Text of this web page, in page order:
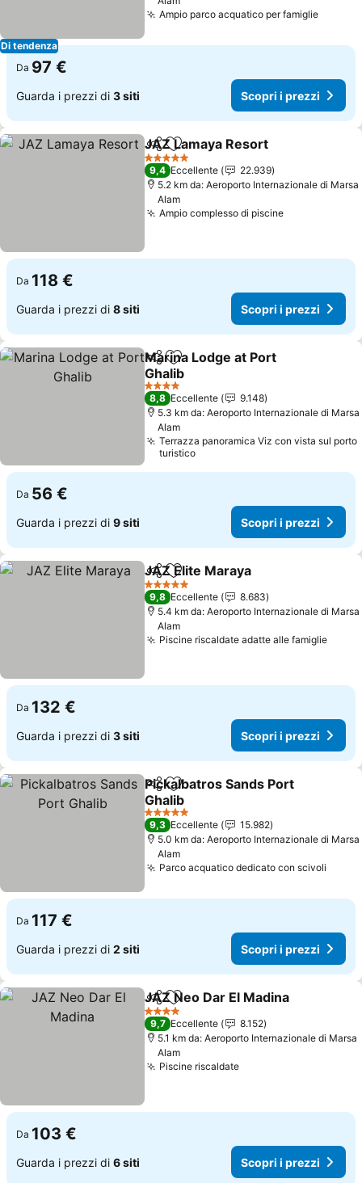
Di tendenza
Ampio parco acquatico per famiglieScopri
Da 97 €
Guarda i prezzi di 3 siti Scopri i prezzi
CondividiAggiungi ai preferiti
JAZ Lamaya Resort
5 Stelle
9,4 Eccellente
22.939
5.2 km da: Aeroporto Internazionale di Marsa
Alam
Ampio complesso di piscineScopri i
Da 118 €
Guarda i prezzi di 8 siti Scopri i prezzi
CondividiAggiungi ai preferiti
Marina Lodge at Port
Ghalib
Scopri i prezzi
4 Stelle
8,8 Eccellente
9.148
5.3 km da: Aeroporto Internazionale di Marsa
Alam
Terrazza panoramica Viz con vista sul porto
turistico
Da 56 €
Guarda i prezzi di 9 siti Scopri i prezzi
CondividiAggiungi ai preferiti
JAZ Elite Maraya
5 Stelle
9,8 Eccellente
8.683
5.4 km da: Aeroporto Internazionale di Marsa
Alam
Piscine riscaldate adatte alle famiglie
Da 132 €
Guarda i prezzi di 3 siti Scopri i prezzi
CondividiAggiungi ai preferiti
Pickalbatros Sands Port
Ghalib
Scopri i prezzi
5 Stelle
9,3 Eccellente
15.982
5.0 km da: Aeroporto Internazionale di Marsa
Alam
Parco acquatico dedicato con scivoli
Da 117 €
Guarda i prezzi di 2 siti Scopri i prezzi
CondividiAggiungi ai preferiti
JAZ Neo Dar El Madina
4 Stelle
9,7 Eccellente
8.152
5.1 km da: Aeroporto Internazionale di Marsa
Alam
Piscine riscaldateScopri i prezzi
Da 103 €
Guarda i prezzi di 6 siti Scopri i prezzi